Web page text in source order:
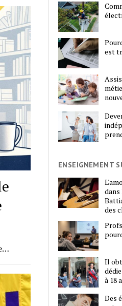
est
ENSEIGNEMENT
dans
des
Il
à 18
Des